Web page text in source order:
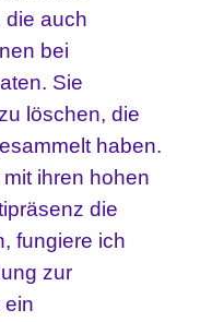
die auch
bei
Sie
löschen, die
haben.
ihren hohen
die
fungiere ich
zur
ein